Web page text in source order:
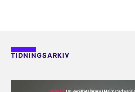
TIDNINGSARKIV